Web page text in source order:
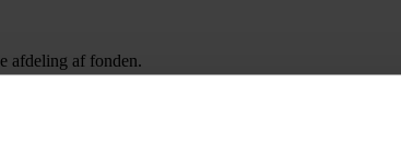
afdeling af fonden.